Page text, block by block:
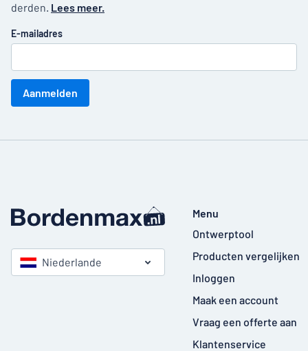
derden. Lees meer.
E-mailadres
Aanmelden
Niederlande
Menu
Ontwerptool
Producten vergelijken
Inloggen
Maak een account
Vraag een offerte aan
Klantenservice